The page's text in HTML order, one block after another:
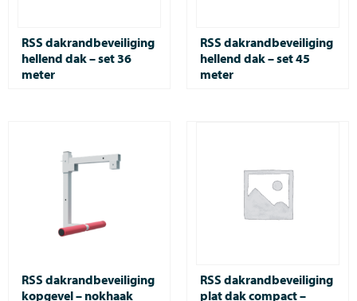
RSS dakrandbeveiliging
hellend dak – set 36
meter
RSS dakrandbeveiliging
hellend dak – set 45
meter
RSS dakrandbeveiliging
kopgevel – nokhaak
RSS dakrandbeveiliging
plat dak compact –